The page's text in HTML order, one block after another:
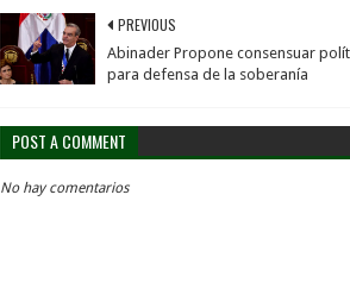
PREVIOUS
Abinader Propone consensuar
para defensa de la soberanía
POST A COMMENT
No hay comentarios